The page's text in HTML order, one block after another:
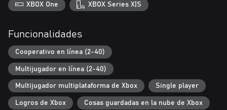
XBOX One XBOX Series X|S
Funcionalidades
Cooperativo en línea (2-40)
Multijugador en línea (2-40)
Multijugador multiplataforma de Xbox Single player
Logros de Xbox Cosas guardadas en la nube de Xbox